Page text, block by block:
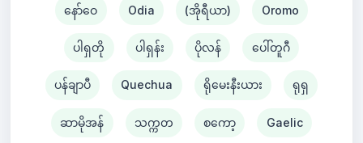
နော်ဝေ Odia (အိုရီယာ) Oromo
ပါရှတို ပါရှန်း ပိုလန် ပေါ်တူဂီ
ပန်ချာပီ Quechua ရိုမေးနီးယား ရုရှ
ဆာမိုအန် သက္ကတ စကော့ Gaelic